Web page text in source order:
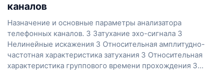
каналов
Назначение и основные параметры анализатора
телефонных каналов. 3 Затухание эхо-сигнала 3
Нелинейные искажения 3 Относительная амплитудно-
частотная характеристика затухания 3 Относительная
характеристика группового времени прохождения 3…